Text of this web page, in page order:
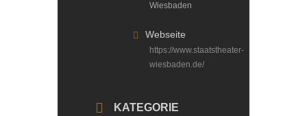
Wiesbaden
Webseite
https://www.staatstheater-
wiesbaden.de/
KATEGORIE